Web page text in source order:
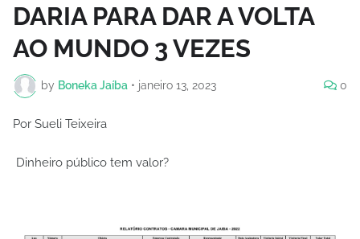
DARIA PARA DAR A VOLTA
AO MUNDO 3 VEZES
by Boneka Jaíba • janeiro 13, 2023 0
Por Sueli Teixeira
Dinheiro público tem valor?